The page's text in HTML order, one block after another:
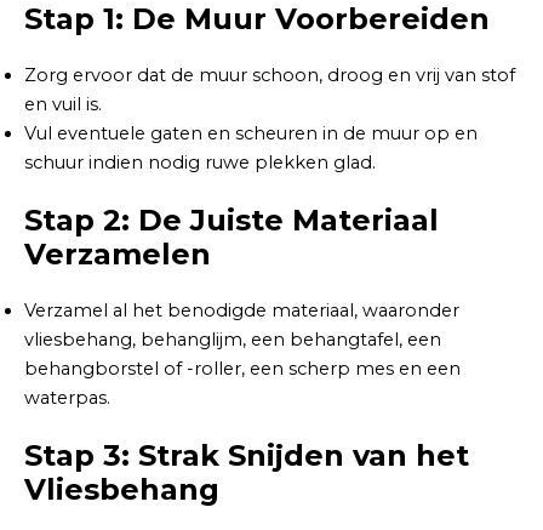
Stap 1: De Muur Voorbereiden
Zorg ervoor dat de muur schoon, droog en vrij van stof
en vuil is.
Vul eventuele gaten en scheuren in de muur op en
schuur indien nodig ruwe plekken glad.
Stap 2: De Juiste Materiaal
Verzamelen
Verzamel al het benodigde materiaal, waaronder
vliesbehang, behanglijm, een behangtafel, een
behangborstel of -roller, een scherp mes en een
waterpas.
Stap 3: Strak Snijden van het
Vliesbehang